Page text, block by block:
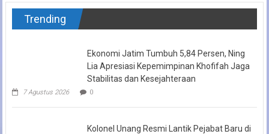
Trending
Ekonomi Jatim Tumbuh 5,84 Persen, Ning
Lia Apresiasi Kepemimpinan Khofifah Jaga
Stabilitas dan Kesejahteraan
7 Agustus 2026 0
Kolonel Unang Resmi Lantik Pejabat Baru di